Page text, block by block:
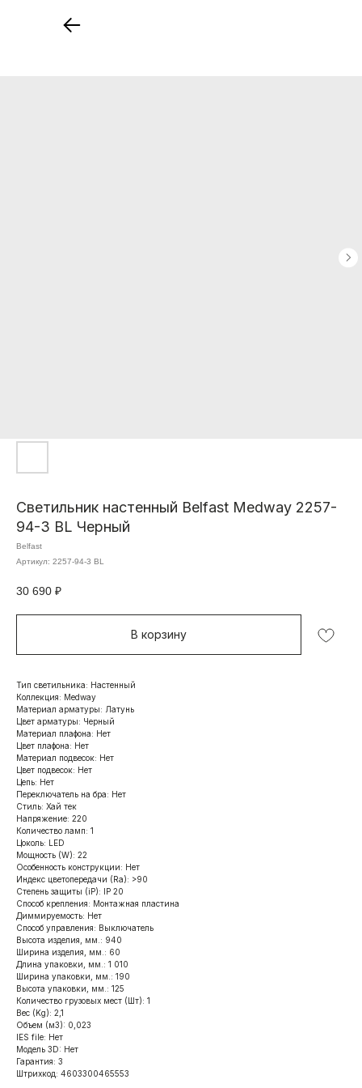
Светильник настенный Belfast Medway 2257-
94-3 BL Черный
Belfast
Артикул: 2257-94-3 BL
30 690 ₽
В корзину
Тип светильника: Настенный
Коллекция: Medway
Материал арматуры: Латунь
Цвет арматуры: Черный
Материал плафона: Нет
Цвет плафона: Нет
Материал подвесок: Нет
Цвет подвесок: Нет
Цепь: Нет
Переключатель на бра: Нет
Стиль: Хай тек
Напряжение: 220
Количество ламп: 1
Цоколь: LED
Мощность (W): 22
Особенность конструкции: Нет
Индекс цветопередачи (Ra): >90
Степень защиты (iP): IP 20
Способ крепления: Монтажная пластина
Диммируемость: Нет
Способ управления: Выключатель
Высота изделия, мм.: 940
Ширина изделия, мм.: 60
Длина упаковки, мм.: 1 010
Ширина упаковки, мм.: 190
Высота упаковки, мм.: 125
Количество грузовых мест (Шт): 1
Вес (Kg): 2,1
Объем (м3): 0,023
IES file: Нет
Модель 3D: Нет
Гарантия: 3
Штрихкод: 4603300465553